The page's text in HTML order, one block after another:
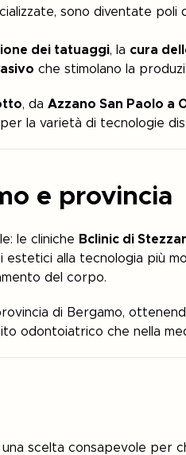
sono diventate
dei tatuaggi, la cura
che stimolano la
, da Azzano San Paolo a
la varietà di tecnologie
e provincia
le cliniche Bclinic di
estetici alla tecnologia più
del corpo.
di Bergamo,
odontoiatrico che nella
scelta consapevole per